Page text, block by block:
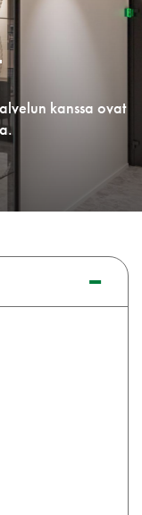
kanssa ovat